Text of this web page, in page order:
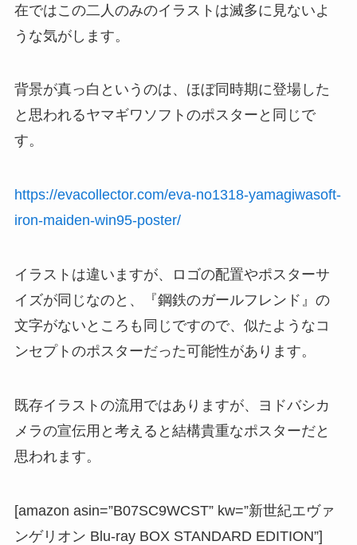
在ではこの二人のみのイラストは滅多に見ないよ
うな気がします。
背景が真っ白というのは、ほぼ同時期に登場した
と思われるヤマギワソフトのポスターと同じで
す。
https://evacollector.com/eva-no1318-yamagiwasoft-
iron-maiden-win95-poster/
イラストは違いますが、ロゴの配置やポスターサ
イズが同じなのと、『鋼鉄のガールフレンド』の
文字がないところも同じですので、似たようなコ
ンセプトのポスターだった可能性があります。
既存イラストの流用ではありますが、ヨドバシカ
メラの宣伝用と考えると結構貴重なポスターだと
思われます。
[amazon asin=”B07SC9WCST” kw=”新世紀エヴァ
ンゲリオン Blu-ray BOX STANDARD EDITION”]